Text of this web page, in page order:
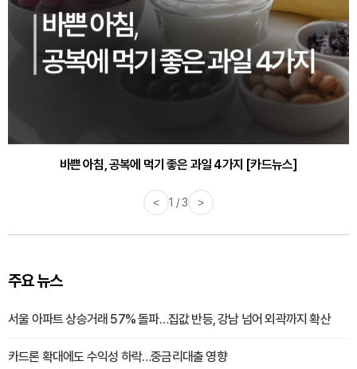
바쁜 아침, 공복에 먹기 좋은 과일 4가지 [카드뉴스]
30대부터 유병률 2배...여자에게 꼭 필요한 검사는? [카드뉴스]
< 1 / 3 >
주요 뉴스
서울 아파트 상승거래 57% 돌파…집값 반등, 강남 넘어 외곽까지 확산
카드론 확대에도 수익성 하락…중금리대출 영향